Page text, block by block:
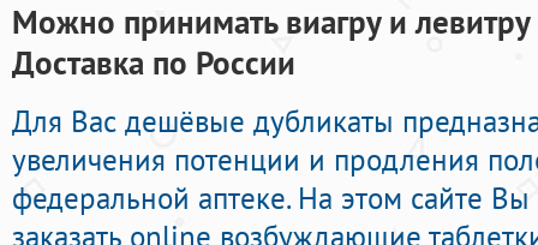
Можно принимать виагру и
Доставка по России
Для Вас дешёвые дубликаты
увеличения потенции и продления
федеральной аптеке. На этом сайте
заказать online возбуждающие